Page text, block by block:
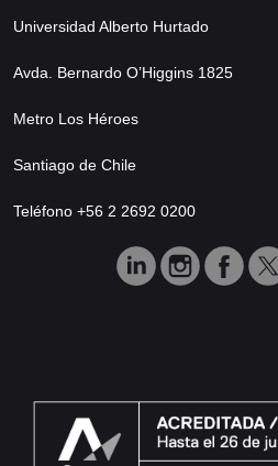
Universidad Alberto Hurtado
Avda. Bernardo O’Higgins 1825
Metro Los Héroes
Santiago de Chile
Teléfono +56 2 2692 0200